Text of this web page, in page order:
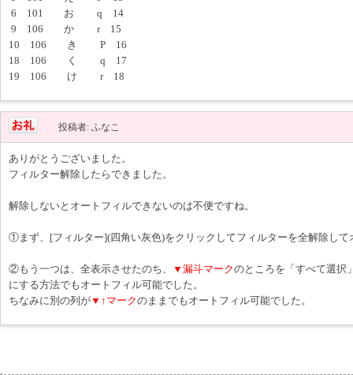
6 101 お q 14
9 106 か r 15
10 106 き P 16
18 106 く q 17
19 106 け r 18
投稿者: ふなこ
ありがとうございました。
フィルター解除したらできました。
解除しないとオートフィルできないのは不便ですね。
①まず、[フィルター](四角い灰色)をクリックしてフィルターを全解除して
②もう一つは、全表示させたのち、 ▼漏斗マークのところを「すべて選択
にする方法でもオートフィル可能でした。
ちなみに別の列が▼↑マークのままでもオートフィル可能でした。